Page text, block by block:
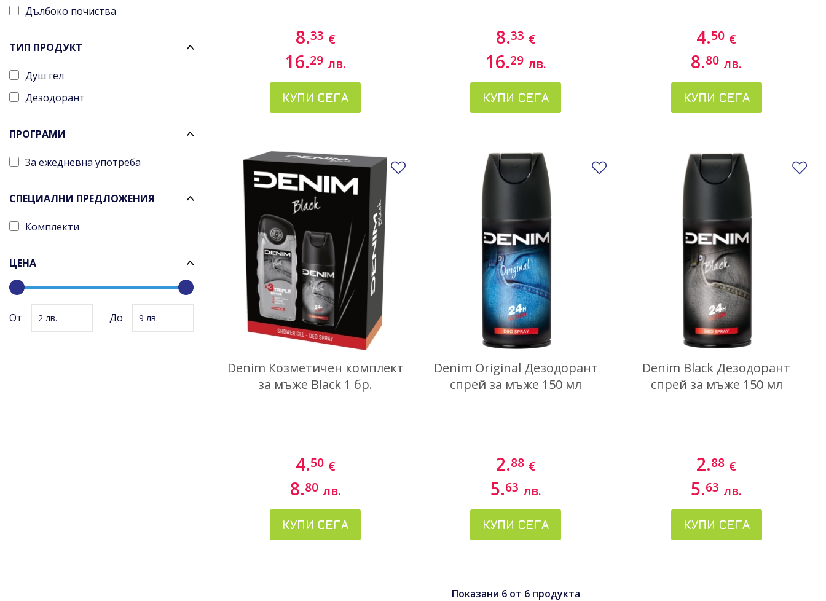
Дълбоко почиства
ТИП ПРОДУКТ
Душ гел
Дезодорант
ПРОГРАМИ
За ежедневна употреба
СПЕЦИАЛНИ ПРЕДЛОЖЕНИЯ
Комплекти
ЦЕНА
От До
8.33 €
16.29 лв.
КУПИ СЕГА
8.33 €
16.29 лв.
КУПИ СЕГА
4.50 €
8.80 лв.
КУПИ СЕГА
Denim Козметичен комплект
за мъже Black 1 бр.
4.50 €
8.80 лв.
КУПИ СЕГА
Добави в любими
Denim Original Дезодорант
спрей за мъже 150 мл
2.88 €
5.63 лв.
КУПИ СЕГА
Добави в любими
Denim Black Дезодорант
спрей за мъже 150 мл
2.88 €
5.63 лв.
КУПИ СЕГА
Показани 6 от 6 продукта